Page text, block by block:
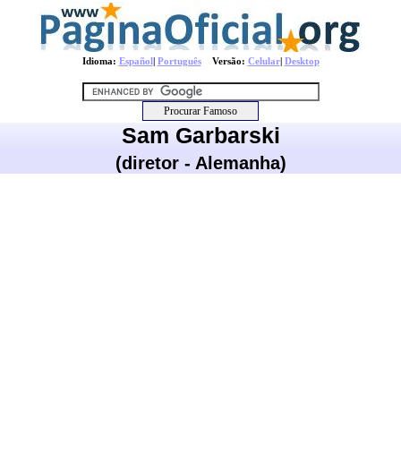
Idioma: Español| PortuguêsVersão: Celular| Desktop
Sam Garbarski
(diretor - Alemanha)